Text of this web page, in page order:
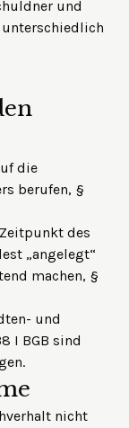
und
die
berufen, §
des
„angelegt“
machen, §
und
I BGB sind
nicht